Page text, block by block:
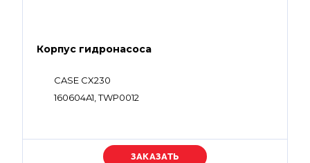
Корпус гидронасоса
CASE CX230
160604A1, TWP0012
Уточняйте цену